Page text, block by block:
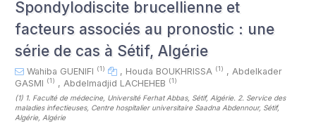
Spondylodiscite brucellienne et
facteurs associés au pronostic : une
série de cas à Sétif, Algérie
Wahiba GUENIFI (1) , Houda BOUKHRISSA (1) , Abdelkader
GASMI (1) , Abdelmadjid LACHEHEB (1)
(1) 1. Faculté de médecine, Université Ferhat Abbas, Sétif, Algérie. 2. Service des
maladies infectieuses, Centre hospitalier universitaire Saadna Abdennour, Sétif,
Algérie, Algérie